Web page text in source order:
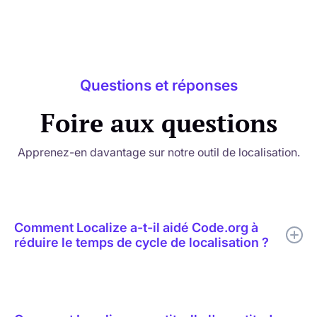
Questions et réponses
Foire aux questions
Apprenez-en davantage sur notre outil de localisation.
Comment Localize a-t-il aidé Code.org à
réduire le temps de cycle de localisation ?